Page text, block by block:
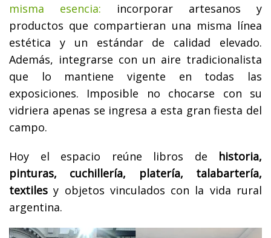
misma esencia: incorporar artesanos y
productos que compartieran una misma línea
estética y un estándar de calidad elevado.
Además, integrarse con un aire tradicionalista
que lo mantiene vigente en todas las
exposiciones. Imposible no chocarse con su
vidriera apenas se ingresa a esta gran fiesta del
campo.
Hoy el espacio reúne libros de historia,
pinturas, cuchillería, platería, talabartería,
textiles y objetos vinculados con la vida rural
argentina.